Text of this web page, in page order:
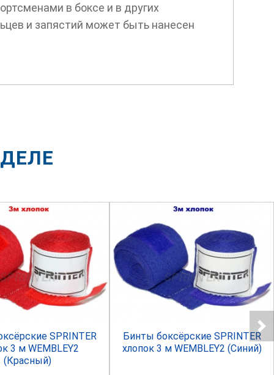
в боксе и в других
и запястий может быть нанесен
SPRINTER
3 м WEMBLEY2
(Красный)
SPRINTER
Бинты боксёрские SPRINTER
хлопок 3 м WEMBLEY2 (Синий)